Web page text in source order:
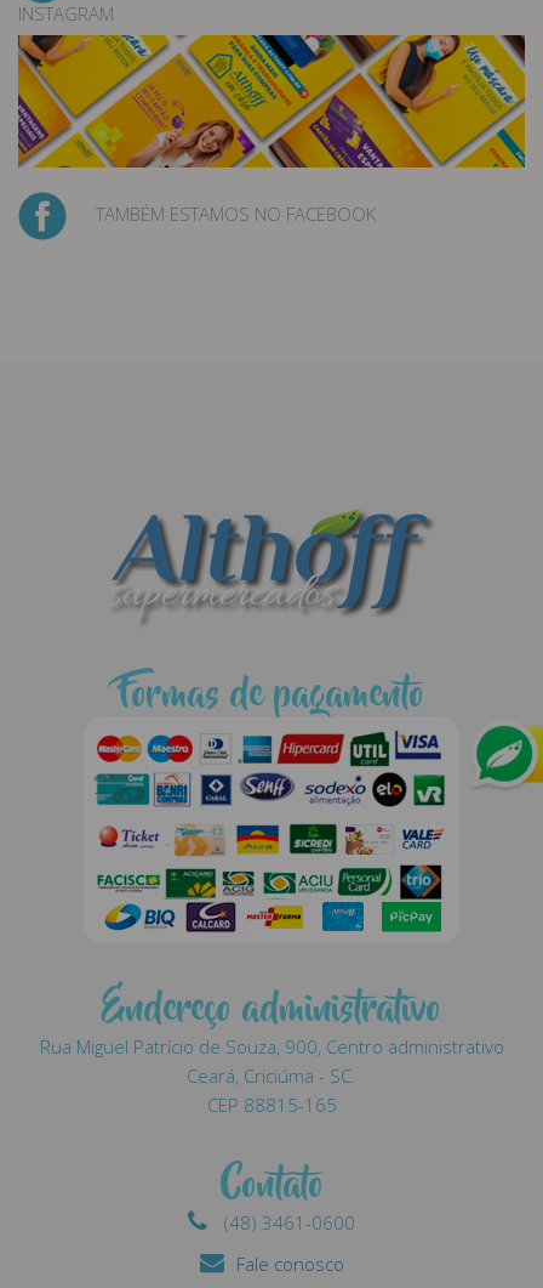
INSTAGRAM
TAMBÉM ESTAMOS NO FACEBOOK
Formas de pagamento
Endereço administrativo
Rua Miguel Patrício de Souza, 900, Centro administrativo
Ceará, Criciúma - SC.
CEP 88815-165
Contato
(48) 3461-0600
Fale conosco